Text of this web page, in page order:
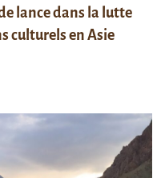
lance dans la lutte
culturels en Asie